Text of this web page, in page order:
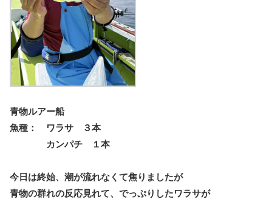
青物ルアー船
魚種： ワラサ ３本
カンパチ １本
今日は終始、潮が流れなくて焦りましたが
青物の群れの反応見れて、でっぷりしたワラサが